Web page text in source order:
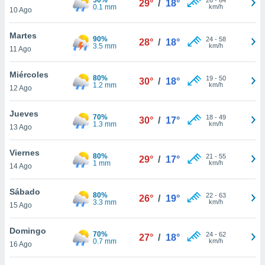
más
nuestra
y
de
disponible
cookies
aceptar
10 Ago
0.1 mm
29° / 18°
km/h
Martes
11 Ago
90%
3.5 mm
28° / 18° 24- 58
km/h
Miércoles
12 Ago
80%
1.2 mm
30° / 18° 19- 50
km/h
Jueves
13 Ago
70%
1.3 mm
30° / 17° 18- 49
km/h
Viernes
14 Ago
80%
1 mm
29° / 17° 21 - 55
km/h
Sábado
15 Ago
80%
3.3 mm
26° / 19° 22- 63
km/h
Domingo
16 Ago
70%
0.7 mm
27° / 18° 24- 62
km/h